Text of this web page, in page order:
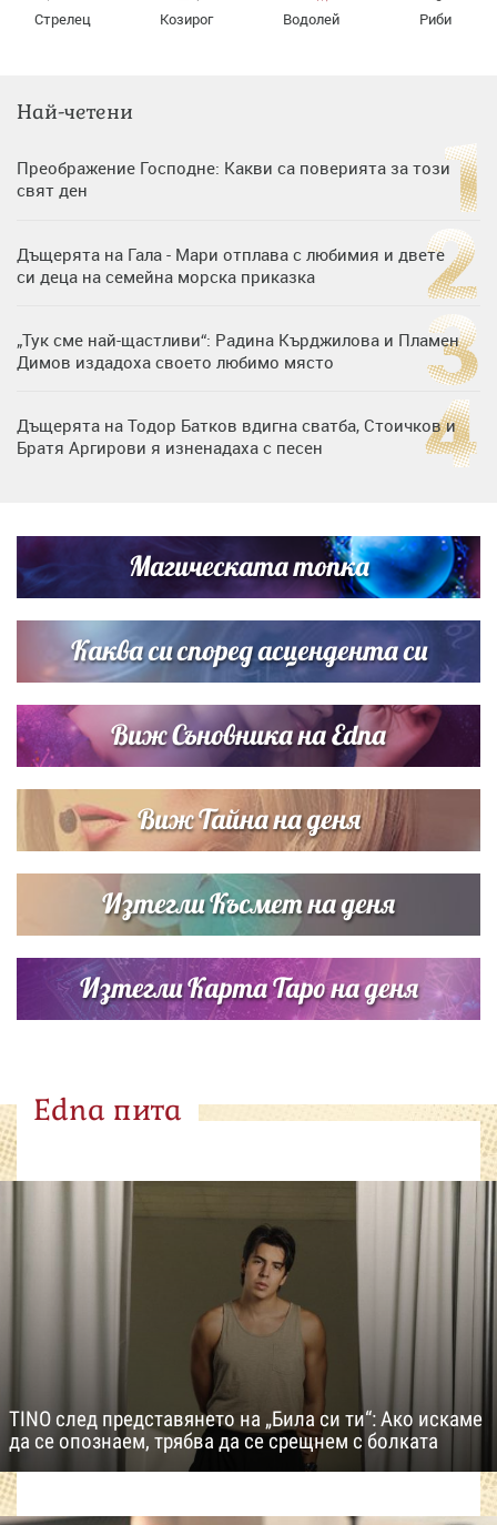
Стрелец Козирог Водолей Риби
Най-четени
Преображение Господне: Какви са поверията за този
свят ден
Дъщерята на Гала - Мари отплава с любимия и двете
си деца на семейна морска приказка
„Тук сме най-щастливи“: Радина Кърджилова и Пламен
Димов издадоха своето любимо място
Дъщерята на Тодор Батков вдигна сватба, Стоичков и
Братя Аргирови я изненадаха с песен
Списъкът е ясен: Джей Ло и Риана във ВИП гостите на
сватбата на Роналдо
Магическата топка
Каква си според асцендента си
Виж Съновника на Edna
Виж Тайна на деня
Изтегли Късмет на деня
Изтегли Карта Таро на деня
Edna пита
TINO след представянето на „Била си ти“: Ако искаме
да се опознаем, трябва да се срещнем с болката